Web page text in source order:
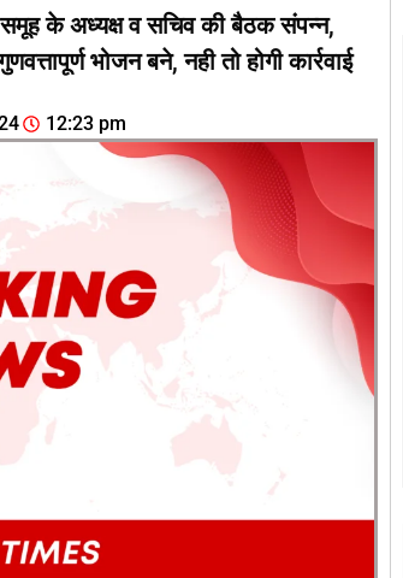
के अध्यक्ष व सचिव की बैठक संपन्न,
भोजन बने, नही तो होगी कार्रवाई
12:23 pm